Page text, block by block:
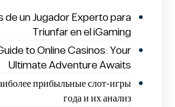
de un Jugador Experto para
Triunfar en el iGaming
to Online Casinos: Your
Ultimate Adventure Awaits
года и их анализ